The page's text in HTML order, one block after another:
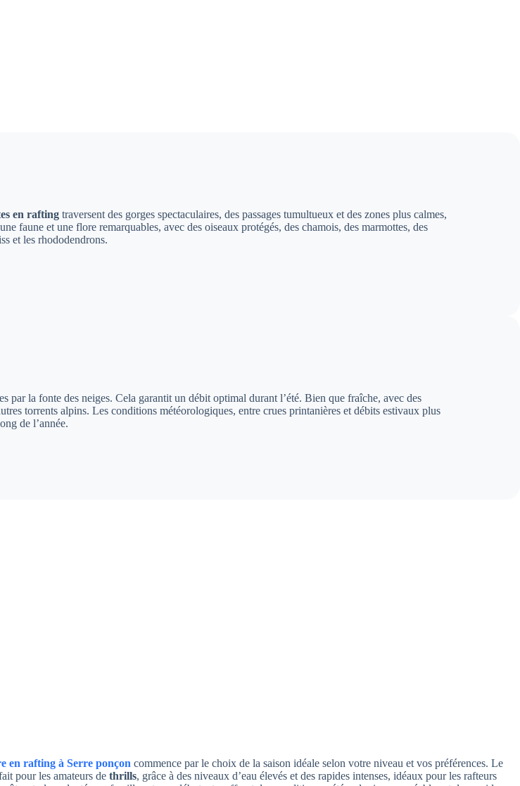
en rafting traversent des gorges spectaculaires, des passages tumultueux et des zones plus calmes,
faune et une flore remarquables, avec des oiseaux protégés, des chamois, des marmottes, des
et les rhododendrons.
par la fonte des neiges. Cela garantit un débit optimal durant l’été. Bien que fraîche, avec des
torrents alpins. Les conditions météorologiques, entre crues printanières et débits estivaux plus
de l’année.
en rafting à Serre ponçoncommence par le choix de la saison idéale selon votre niveau et vos préférences. Le
pour les amateurs de thrills, grâce à des niveaux d’eau élevés et des rapides intenses, idéaux pour les rafteurs